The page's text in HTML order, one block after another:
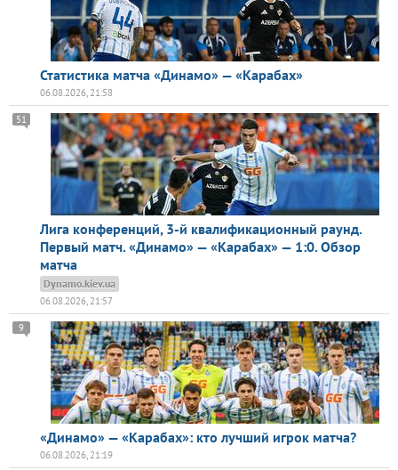
Статистика матча «Динамо» — «Карабах»
06.08.2026, 21:58
Лига конференций, 3-й квалификационный раунд.
Первый матч. «Динамо» — «Карабах» — 1:0. Обзор
матча
51
Dynamo.kiev.ua
06.08.2026, 21:57
«Динамо» — «Карабах»: кто лучший игрок матча?
9
06.08.2026, 21:19